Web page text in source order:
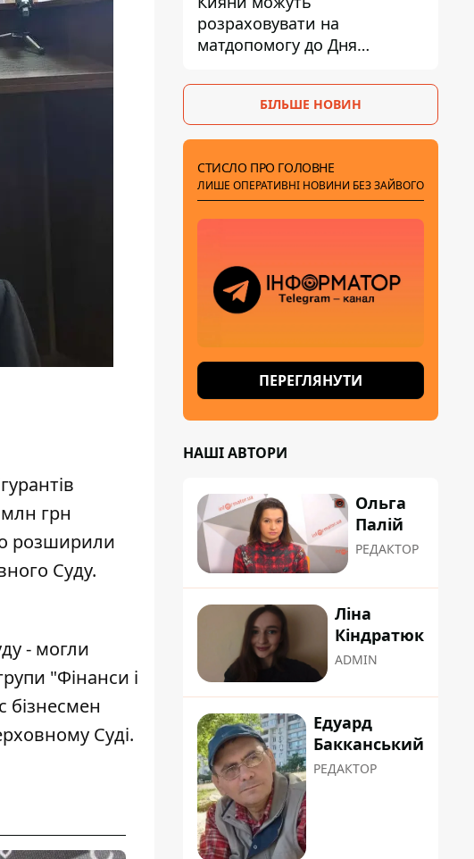
грн
розширили
Суду.
- могли
"Фінанси і
бізнесмен
Суді.
розраховувати на
матдопомогу до Дня
дадуть
БІЛЬШЕ НОВИН
СТИСЛО ПРО ГОЛОВНЕ
ЛИШЕ ОПЕРАТИВНІ НОВИНИ БЕЗ ЗАЙВОГО
ПЕРЕГЛЯНУТИ
НАШІ АВТОРИ
Ольга
Палій
РЕДАКТОР
Ліна
Кіндратюк
ADMIN
Едуард
Бакканський
РЕДАКТОР